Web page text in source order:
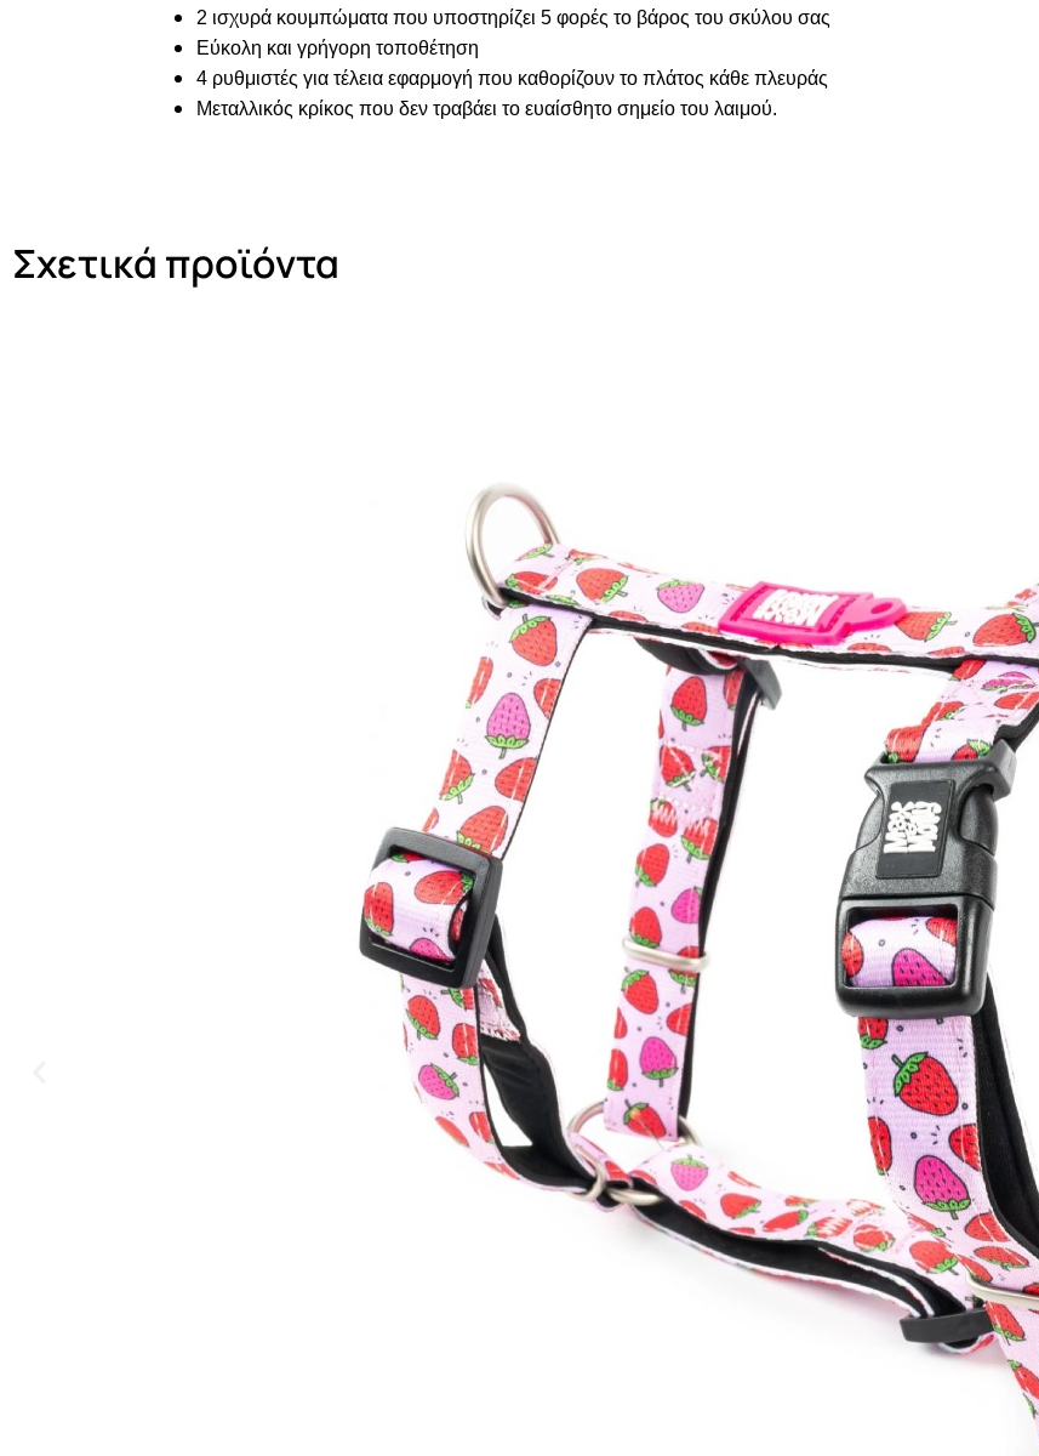
2 ισχυρά κουμπώματα που υποστηρίζει 5 φορές το βάρος του σκύλου σας
Εύκολη και γρήγορη τοποθέτηση
4 ρυθμιστές για τέλεια εφαρμογή που καθορίζουν το πλάτος κάθε πλευράς
Μεταλλικός κρίκος που δεν τραβάει το ευαίσθητο σημείο του λαιμού.
Σχετικά προϊόντα